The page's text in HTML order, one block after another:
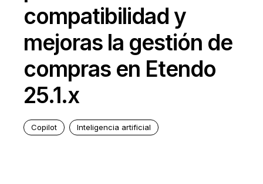
compatibilidad y
mejoras la gestión de
compras en Etendo
25.1.x
Copilot Inteligencia artificial